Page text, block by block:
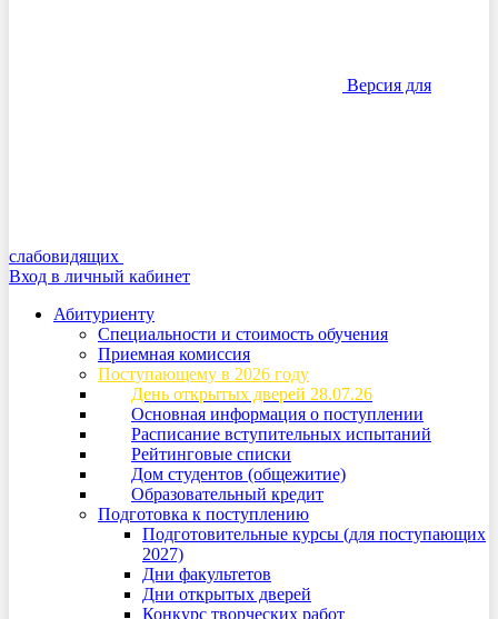
Версия для
слабовидящих
Вход в личный кабинет
Абитуриенту
Специальности и стоимость обучения
Приемная комиссия
Поступающему в 2026 году
День открытых дверей 28.07.26
Основная информация о поступлении
Расписание вступительных испытаний
Рейтинговые списки
Дом студентов (общежитие)
Образовательный кредит
Подготовка к поступлению
Подготовительные курсы (для поступающих
2027)
Дни факультетов
Дни открытых дверей
Конкурс творческих работ